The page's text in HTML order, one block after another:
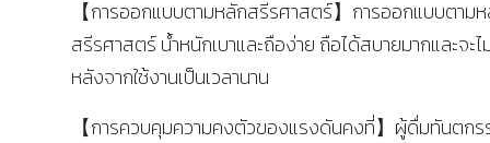
【การออกแบบตามหลักสรีรศาสตร์】การออกแบบตาม
สรีรศาสตร์ น้ำหนักเบาและถือง่าย ถือได้สบายมากและจะไ
หลังจากใช้งานเป็นเวลานาน
【การควบคุมความคงตัวของแรงดันคงที่】ผู้ดื่มทันตก